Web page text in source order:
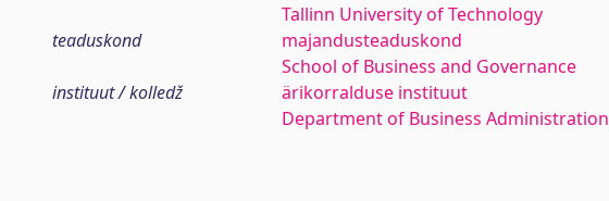
Tallinn University of Technology
teaduskond
majandusteaduskond
School of Business and Governance
instituut / kolledž
ärikorralduse instituut
Department of Business Administration